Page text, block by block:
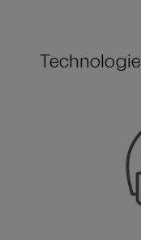
Technologie